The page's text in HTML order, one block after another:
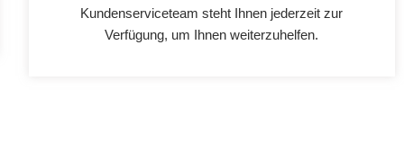
Kundenserviceteam steht Ihnen jederzeit zur
Verfügung, um Ihnen weiterzuhelfen.